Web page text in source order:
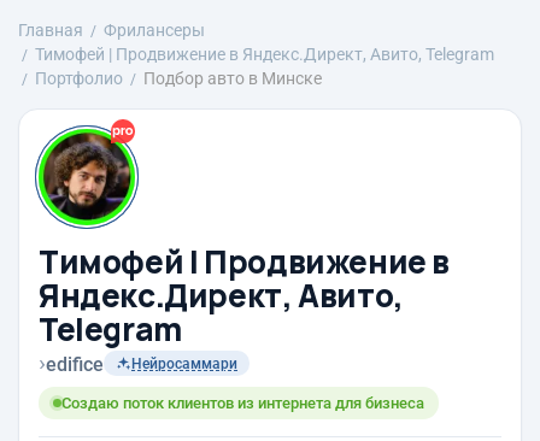
Главная
Фрилансеры
Тимофей | Продвижение в Яндекс.Директ, Авито, Telegram
Портфолио
Подбор авто в Минске
Тимофей | Продвижение в
Яндекс.Директ, Авито,
Telegram
›edifice Нейросаммари
Создаю поток клиентов из интернета для бизнеса